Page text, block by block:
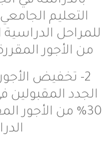
الجامعي
المقررة في
الأجور
في
الأجور المقررة
الدراسة .